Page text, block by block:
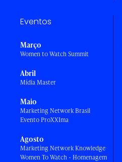
Eventos
Março
Women to Watch Summit
Abril
Mídia Master
Maio
Marketing Network Brasil
Evento ProXXIma
Agosto
Marketing Network Knowledge
Women To Watch - Homenagem